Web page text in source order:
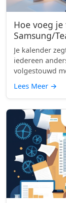
Hoe voeg
Samsung/
Je kalender
iedereen
volgestouwd
Lees Meer →